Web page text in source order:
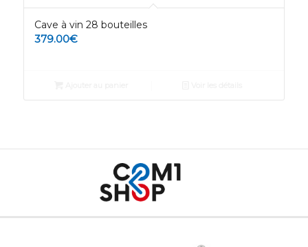
Cave à vin 28 bouteilles
379.00€